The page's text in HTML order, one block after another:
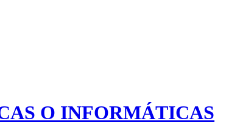
O INFORMÁTICAS